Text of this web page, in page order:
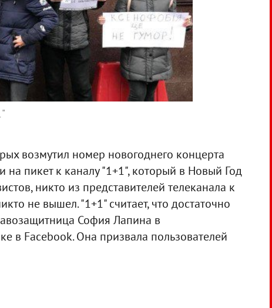
возмутил номер новогоднего концерта
на пикет к каналу "1+1", который в Новый Год
никто из представителей телеканала к
не вышел. "1+1" считает, что достаточно
София Лапина в
в Facebook. Она призвала пользователей